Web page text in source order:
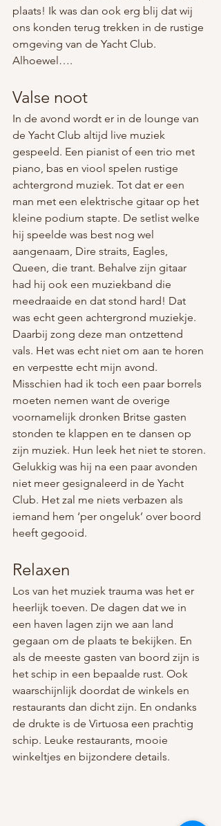
plaats! Ik was dan ook erg blij dat wij
ons konden terug trekken in de rustige
omgeving van de Yacht Club.
Alhoewel….
Valse noot
In de avond wordt er in de lounge van
de Yacht Club altijd live muziek
gespeeld. Een pianist of een trio met
piano, bas en viool spelen rustige
achtergrond muziek. Tot dat er een
man met een elektrische gitaar op het
kleine podium stapte. De setlist welke
hij speelde was best nog wel
aangenaam, Dire straits, Eagles,
Queen, die trant. Behalve zijn gitaar
had hij ook een muziekband die
meedraaide en dat stond hard! Dat
was echt geen achtergrond muziekje.
Daarbij zong deze man ontzettend
vals. Het was echt niet om aan te horen
en verpestte echt mijn avond.
Misschien had ik toch een paar borrels
moeten nemen want de overige
voornamelijk dronken Britse gasten
stonden te klappen en te dansen op
zijn muziek. Hun leek het niet te storen.
Gelukkig was hij na een paar avonden
niet meer gesignaleerd in de Yacht
Club. Het zal me niets verbazen als
iemand hem ‘per ongeluk’ over boord
heeft gegooid.
Relaxen
Los van het muziek trauma was het er
heerlijk toeven. De dagen dat we in
een haven lagen zijn we aan land
gegaan om de plaats te bekijken. En
als de meeste gasten van boord zijn is
het schip in een bepaalde rust. Ook
waarschijnlijk doordat de winkels en
restaurants dan dicht zijn. En ondanks
de drukte is de Virtuosa een prachtig
schip. Leuke restaurants, mooie
winkeltjes en bijzondere details.